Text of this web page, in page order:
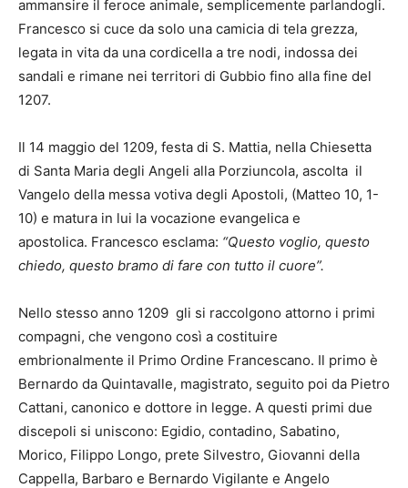
ammansire il feroce animale, semplicemente parlandogli.
Francesco si cuce da solo una camicia di tela grezza,
legata in vita da una cordicella a tre nodi, indossa dei
sandali e rimane nei territori di Gubbio fino alla fine del
1207.
Il 14 maggio del 1209, festa di S. Mattia, nella Chiesetta
di Santa Maria degli Angeli alla Porziuncola, ascolta il
Vangelo della messa votiva degli Apostoli, (Matteo 10, 1-
10) e matura in lui la vocazione evangelica e
apostolica. Francesco esclama: “Questo voglio, questo
chiedo, questo bramo di fare con tutto il cuore”.
Nello stesso anno 1209 gli si raccolgono attorno i primi
compagni, che vengono così a costituire
embrionalmente il Primo Ordine Francescano. Il primo è
Bernardo da Quintavalle, magistrato, seguito poi da Pietro
Cattani, canonico e dottore in legge. A questi primi due
discepoli si uniscono: Egidio, contadino, Sabatino,
Morico, Filippo Longo, prete Silvestro, Giovanni della
Cappella, Barbaro e Bernardo Vigilante e Angelo